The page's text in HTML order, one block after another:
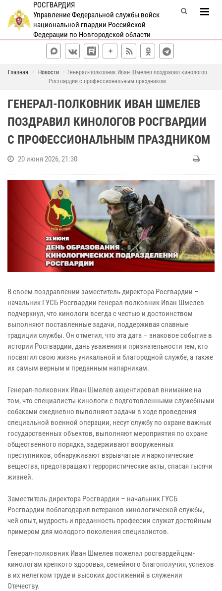
РОСГВАРДИЯ
Управление Федеральной службы войск
национальной гвардии Российской
Федерации по Новгородской области
Главная Новости
Генерал-полковник Иван Шмелев поздравил кинологов
Росгвардии с профессиональным праздником
ГЕНЕРАЛ-ПОЛКОВНИК ИВАН ШМЕЛЕВ
ПОЗДРАВИЛ КИНОЛОГОВ РОСГВАРДИИ
С ПРОФЕССИОНАЛЬНЫМ ПРАЗДНИКОМ
20 июня 2026, 21:30
В своем поздравлении заместитель директора Росгвардии –
начальник ГУСБ Росгвардии генерал-полковник Иван Шмелев
подчеркнул, что кинологи всегда с честью и достоинством
выполняют поставленные задачи, поддерживая славные
традиции службы. Он отметил, что эта дата – знаковое событие в
истории Росгвардии, дань уважения и признательности тем, кто
посвятил свою жизнь уникальной и благородной службе, а также
их самым верным и преданным напарникам.
Генерал-полковник Иван Шмелев акцентировал внимание на
том, что специалисты-кинологи с подготовленными служебными
собаками ежедневно выполняют задачи в ходе проведения
специальной военной операции, несут службу по охране важных
государственных объектов, выполняют мероприятия по охране
общественного порядка, задерживают вооруженных
преступников, обнаруживают взрывчатые и наркотические
вещества, предотвращают террористические акты, спасая тысячи
жизней.
Заместитель директора Росгвардии – начальник ГУСБ
Росгвардии поблагодарил ветеранов кинологической службы,
чей опыт, мудрость и преданность профессии служат достойным
примером для молодого поколения специалистов.
Генерал-полковник Иван Шмелев пожелал росгвардейцам-
кинологам крепкого здоровья, семейного благополучия, успехов
в их нелегком труде и высоких достижений в служении
Отечеству.